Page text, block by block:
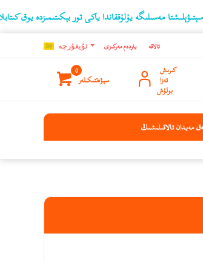
مەسىلىگە يۇلۇققاندا ياكى تور بېكىتىمىزدە يوق
ئۇيغۇرچه ياردەم مەركىزى ئالاقە
كىرىش
ئەزا
بولۇش
0
سېۋەتتىكىلەر
مەيدان ئالاقىلىشىڭ